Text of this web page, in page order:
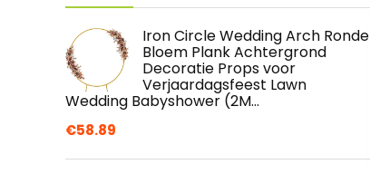
Iron Circle Wedding Arch Ronde
Bloem Plank Achtergrond
Decoratie Props voor
Verjaardagsfeest Lawn
Wedding Babyshower (2M…
€58.89